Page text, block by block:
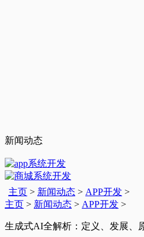
新闻动态
主页> 新闻动态> APP开发>
主页 > 新闻动态 > APP开发 >
生成式AI全解析：定义、发展、